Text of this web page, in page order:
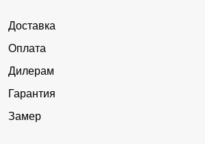
Доставка
Оплата
Дилерам
Гарантия
Замер